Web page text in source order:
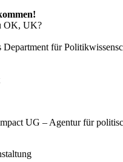
OK, UK?
Department für
UG – Agentur für